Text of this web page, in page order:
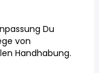
Du
von
Handhabung.